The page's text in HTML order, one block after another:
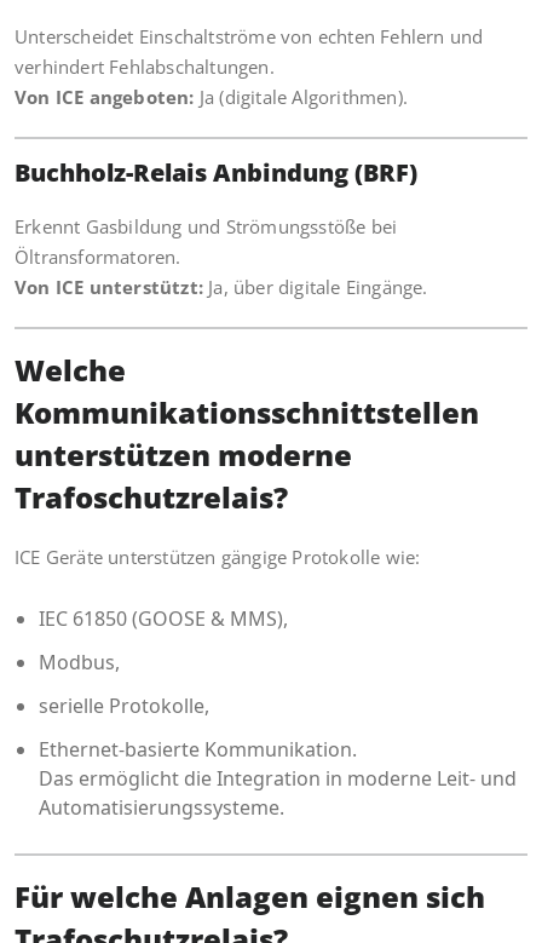
Unterscheidet Einschaltströme von echten Fehlern und
verhindert Fehlabschaltungen.
Von ICE angeboten: Ja (digitale Algorithmen).
Buchholz-Relais Anbindung (BRF)
Erkennt Gasbildung und Strömungsstöße bei
Öltransformatoren.
Von ICE unterstützt: Ja, über digitale Eingänge.
Welche
Kommunikationsschnittstellen
unterstützen moderne
Trafoschutzrelais?
ICE Geräte unterstützen gängige Protokolle wie:
IEC 61850 (GOOSE & MMS),
Modbus,
serielle Protokolle,
Ethernet-basierte Kommunikation.
Das ermöglicht die Integration in moderne Leit- und
Automatisierungssysteme.
Für welche Anlagen eignen sich